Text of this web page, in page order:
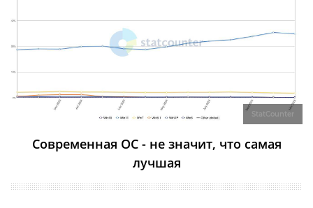
StatCounter
Современная ОС - не значит, что самая
лучшая